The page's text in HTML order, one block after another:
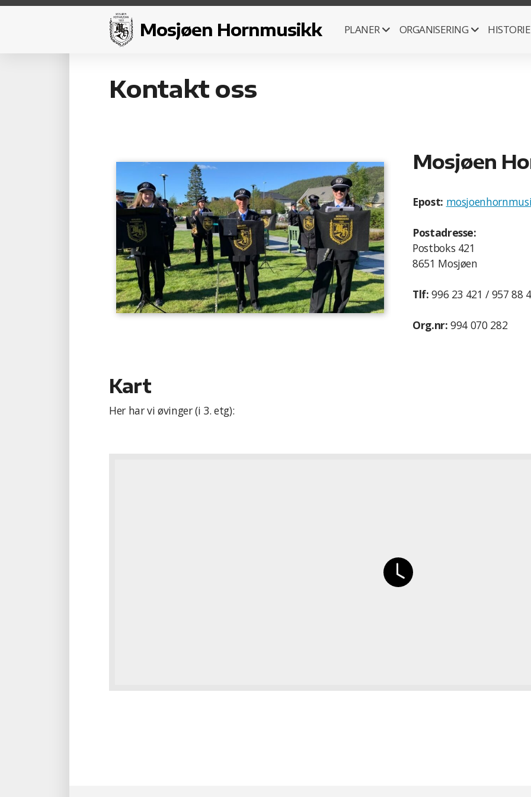
Mosjøen Hornmusikk PLANER ORGANISERING HISTORIE
Kontakt oss
Mosjøen
Epost:
Postadresse:
Postboks 421
8651 Mosjøen
Tlf:996 23 421 / 957 88
Org.nr: 994 070 282
Kart
Her har vi øvinger (i 3. etg):